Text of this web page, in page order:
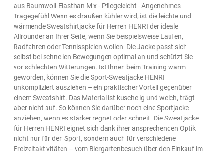
aus Baumwoll-Elasthan Mix - Pflegeleicht - Angenehmes
Tragegefühl Wenn es draußen kühler wird, ist die leichte und
wärmende Sweatshirtjacke für Herren HENRI der ideale
Allrounder an Ihrer Seite, wenn Sie beispielsweise Laufen,
Radfahren oder Tennisspielen wollen. Die Jacke passt sich
selbst bei schnellen Bewegungen optimal an und schützt Sie
vor schlechten Witterungen. Ist Ihnen beim Training warm
geworden, können Sie die Sport-Sweatjacke HENRI
unkompliziert ausziehen – ein praktischer Vorteil gegenüber
einem Sweatshirt. Das Material ist kuschelig und weich, trägt
aber nicht auf. So können Sie darüber noch eine Sportjacke
anziehen, wenn es stärker regnet oder schneit. Die Sweatjacke
für Herren HENRI eignet sich dank ihrer ansprechenden Optik
nicht nur für den Sport, sondern auch für verschiedene
Freizeitaktivitäten – vom Biergartenbesuch über den Einkauf im